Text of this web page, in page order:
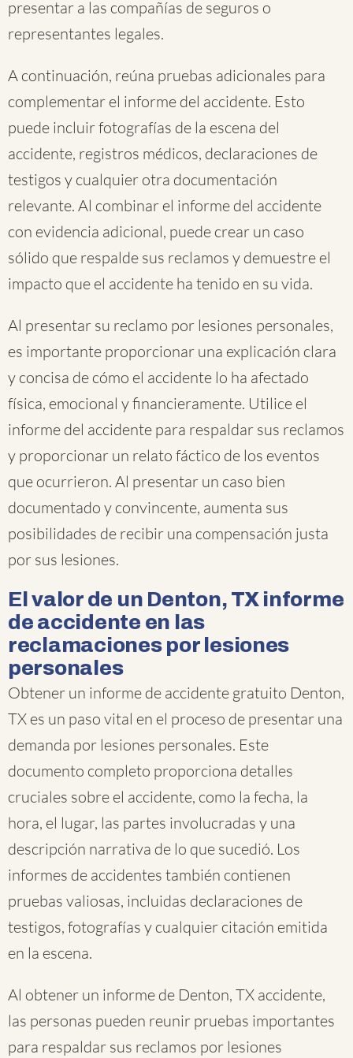
presentar a las compañías de seguros o
representantes legales.
A continuación, reúna pruebas adicionales para
complementar el informe del accidente. Esto
puede incluir fotografías de la escena del
accidente, registros médicos, declaraciones de
testigos y cualquier otra documentación
relevante. Al combinar el informe del accidente
con evidencia adicional, puede crear un caso
sólido que respalde sus reclamos y demuestre el
impacto que el accidente ha tenido en su vida.
Al presentar su reclamo por lesiones personales,
es importante proporcionar una explicación clara
y concisa de cómo el accidente lo ha afectado
física, emocional y financieramente. Utilice el
informe del accidente para respaldar sus reclamos
y proporcionar un relato fáctico de los eventos
que ocurrieron. Al presentar un caso bien
documentado y convincente, aumenta sus
posibilidades de recibir una compensación justa
por sus lesiones.
El valor de un Denton, TX informe
de accidente en las
reclamaciones por lesiones
personales
Obtener un informe de accidente gratuito Denton,
TX es un paso vital en el proceso de presentar una
demanda por lesiones personales. Este
documento completo proporciona detalles
cruciales sobre el accidente, como la fecha, la
hora, el lugar, las partes involucradas y una
descripción narrativa de lo que sucedió. Los
informes de accidentes también contienen
pruebas valiosas, incluidas declaraciones de
testigos, fotografías y cualquier citación emitida
en la escena.
Al obtener un informe de Denton, TX accidente,
las personas pueden reunir pruebas importantes
para respaldar sus reclamos por lesiones